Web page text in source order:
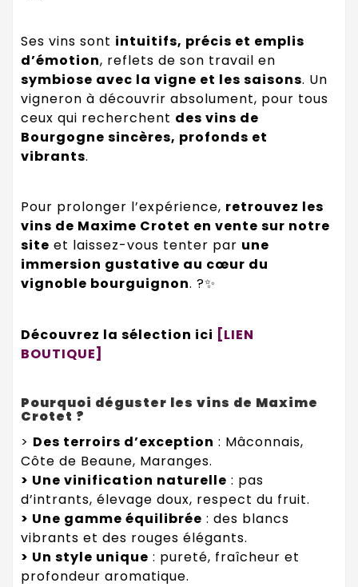
Ses vins sont intuitifs, précis et emplis
d’émotion, reflets de son travail en
symbiose avec la vigne et les saisons. Un
vigneron à découvrir absolument, pour tous
ceux qui recherchent des vins de
Bourgogne sincères, profonds et
vibrants.
Pour prolonger l’expérience, retrouvez les
vins de Maxime Crotet en vente sur notre
site et laissez-vous tenter par une
immersion gustative au cœur du
vignoble bourguignon. ?✨
Découvrez la sélection ici [LIEN
BOUTIQUE]
Pourquoi déguster les vins de Maxime
Crotet ?
> Des terroirs d’exception : Mâconnais,
Côte de Beaune, Maranges.
> Une vinification naturelle : pas
d’intrants, élevage doux, respect du fruit.
> Une gamme équilibrée : des blancs
vibrants et des rouges élégants.
> Un style unique : pureté, fraîcheur et
profondeur aromatique.